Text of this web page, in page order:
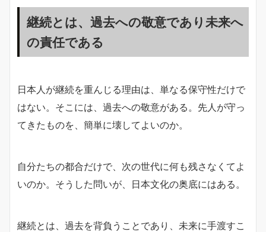
継続とは、過去への敬意であり未来へ
の責任である
日本人が継続を重んじる理由は、単なる保守性だけで
はない。そこには、過去への敬意がある。先人が守っ
てきたものを、簡単に壊してよいのか。
自分たちの都合だけで、次の世代に何も残さなくてよ
いのか。そうした問いが、日本文化の奥底にはある。
継続とは、過去を背負うことであり、未来に手渡すこ